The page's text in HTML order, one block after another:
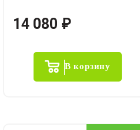
14 080 ₽
В корзину